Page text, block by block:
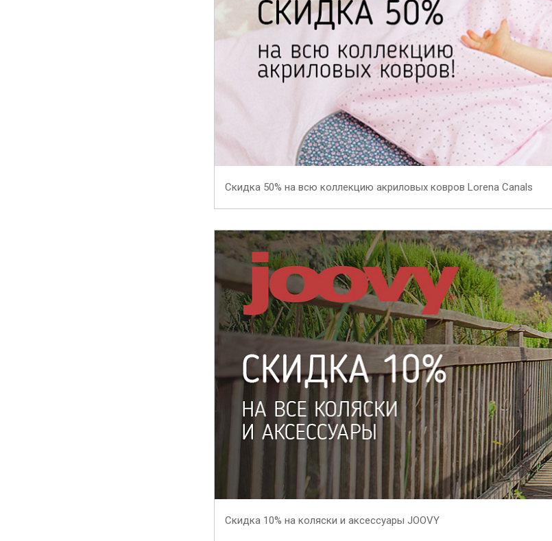
Скидка 50% на всю коллекцию акриловых ковров Lorena Canals
Скидка 10% на коляски и аксессуары JOOVY